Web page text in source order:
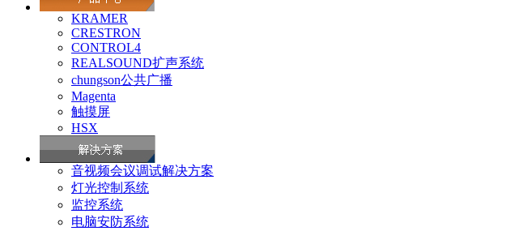
KRAMER
CRESTRON
CONTROL4
REALSOUND扩声系统
chungson公共广播
Magenta
触摸屏
HSX
音视频会议调试解决方案
灯光控制系统
监控系统
电脑安防系统